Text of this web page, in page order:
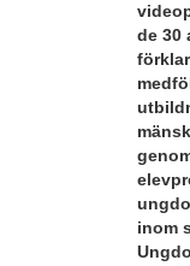
de 30
inom